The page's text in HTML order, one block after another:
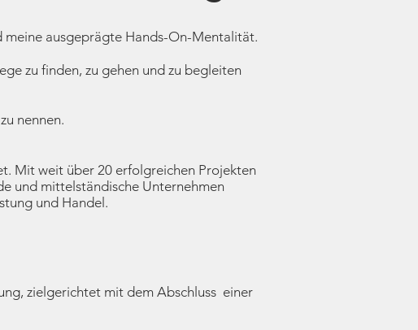
meine ausgeprägte Hands-On-Mentalität.
zu finden, zu gehen und zu begleiten
nennen.
Mit weit über 20 erfolgreichen Projekten
und mittelständische Unternehmen
und Handel.
zielgerichtet mit dem Abschluss einer